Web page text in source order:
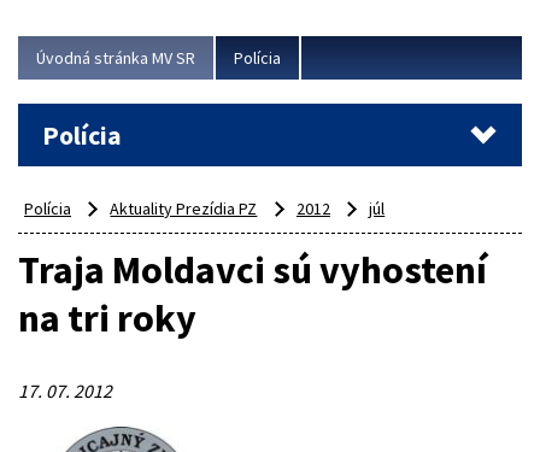
Úvodná stránka MV SR Polícia
Polícia
Polícia Aktuality Prezídia PZ 2012 júl
Traja Moldavci sú vyhostení
na tri roky
17. 07. 2012